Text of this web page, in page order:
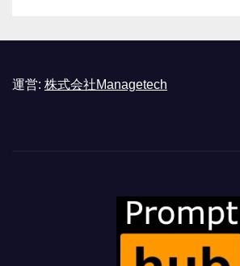
運営: 株式会社Managetech